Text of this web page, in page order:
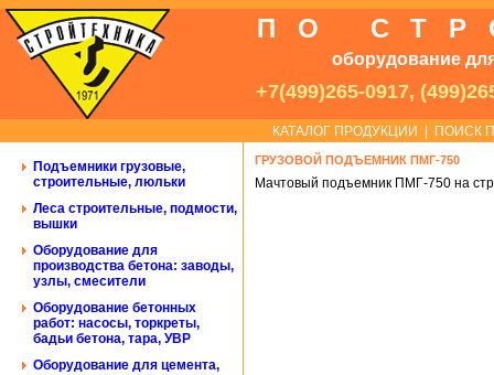
ПО
оборудование
+7(499)265-0917,
КАТАЛОГ ПРОДУКЦИИ ПОИСК
Подъемники грузовые,
строительные, люльки
Леса строительные, подмости,
вышки
Оборудование для
производства бетона: заводы,
узлы, смесители
Оборудование бетонных
работ: насосы, торкреты,
бадьи бетона, тара, УВР
Оборудование для цемента,
ГРУЗОВОЙ ПОДЪЕМНИК ПМГ-750
Мачтовый подъемник ПМГ-750 на